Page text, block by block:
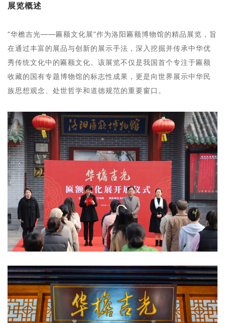
展览概述
“华檐吉光——匾额文化展”作为洛阳匾额博物馆的精品展览，旨
在通过丰富的展品与创新的展示手法，深入挖掘并传承中华优
秀传统文化中的匾额文化。该展览不仅是我国首个专注于匾额
收藏的国有专题博物馆的标志性成果，更是向世界展示中华民
族思想观念、处世哲学和道德规范的重要窗口。